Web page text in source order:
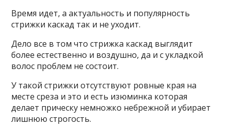
Время идет, а актуальность и популярность
стрижки каскад так и не уходит.
Дело все в том что стрижка каскад выглядит
более естественно и воздушно, да и с укладкой
волос проблем не состоит.
У такой стрижки отсутствуют ровные края на
месте среза и это и есть изюминка которая
делает прическу немножко небрежной и убирает
лишнюю строгость.